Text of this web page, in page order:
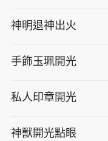
神明退神出火
手飾玉珮開光
私人印章開光
神獸開光點眼